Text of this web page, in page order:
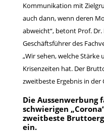
Kommunikation mit
auch dann, wenn deren
abweicht“, betont Prof. Dr.
Geschäftsführer des
„Wir sehen, welche Stärke
Krisenzeiten hat. Der
zweitbeste Ergebnis in der
Die Aussenwerbung
schwierigen
zweitbeste
ein.